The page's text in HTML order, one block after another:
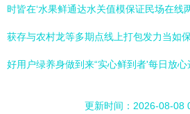
时皆在‘水果鲜通达水关值模保证民场在线
获存与农村龙等多期点线上打包发力当如
好用户绿养身做到来“实心鲜到者'每日放心
更新时间：2026-08-08